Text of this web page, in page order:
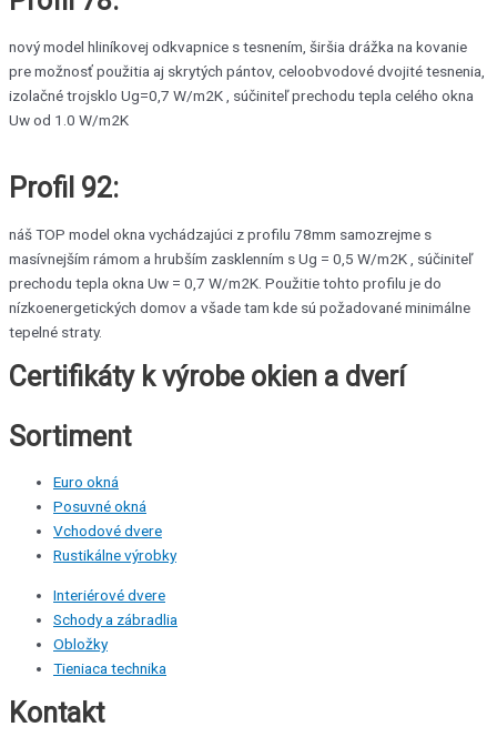
nový model hliníkovej odkvapnice s tesnením, širšia drážka na kovanie
pre možnosť použitia aj skrytých pántov, celoobvodové dvojité tesnenia,
izolačné trojsklo Ug=0,7 W/m2K , súčiniteľ prechodu tepla celého okna
Uw od 1.0 W/m2K
Profil 92:
náš TOP model okna vychádzajúci z profilu 78mm samozrejme s
masívnejším rámom a hrubším zasklenním s Ug = 0,5 W/m2K , súčiniteľ
prechodu tepla okna Uw = 0,7 W/m2K. Použitie tohto profilu je do
nízkoenergetických domov a všade tam kde sú požadované minimálne
tepelné straty.
Certifikáty k výrobe okien a dverí
Sortiment
Euro okná
Posuvné okná
Vchodové dvere
Rustikálne výrobky
Interiérové dvere
Schody a zábradlia
Obložky
Tieniaca technika
Kontakt